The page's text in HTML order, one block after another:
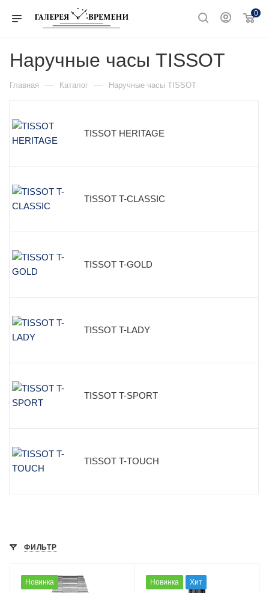
0
Наручные часы TISSOT
Главная — Каталог — Наручные часы TISSOT
TISSOT HERITAGE
TISSOT T-CLASSIC
TISSOT T-GOLD
TISSOT T-LADY
TISSOT T-SPORT
TISSOT T-TOUCH
ФИЛЬТР
Новинка Новинка Хит